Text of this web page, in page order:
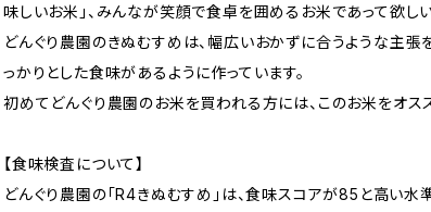
味しいお米」、みんなが笑顔で食卓を囲めるお米であって欲しい
どんぐり農園のきぬむすめは、幅広いおかずに合うような主張
っかりとした食味があるように作っています。
初めてどんぐり農園のお米を買われる方には、このお米をオスス
【食味検査について】
どんぐり農園の「R4きぬむすめ」は、食味スコアが85と高い水